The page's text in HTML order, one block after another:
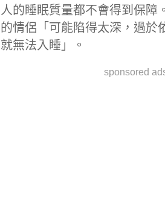
人的睡眠質量都不會得到保障
的情侶「可能陷得太深，過於
就無法入睡」。
sponsored